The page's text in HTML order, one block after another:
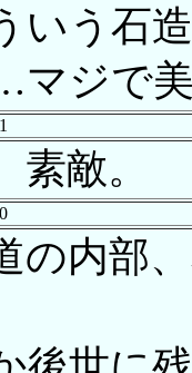
いう石
マジで
素敵。
の内部